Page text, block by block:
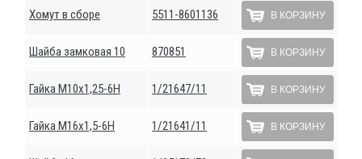
Хомут в сборе 5511-8601136 В КОРЗИНУ
Шайба замковая 10 870851 В КОРЗИНУ
Гайка М10х1,25-6Н 1/21647/11 В КОРЗИНУ
Гайка М16х1,5-6Н 1/21641/11 В КОРЗИНУ